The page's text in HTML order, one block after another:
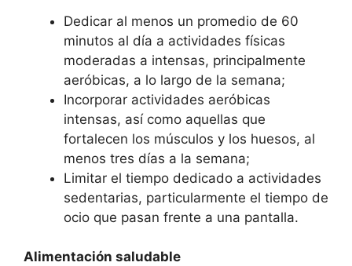
Dedicar al menos un promedio de 60
minutos al día a actividades físicas
moderadas a intensas, principalmente
aeróbicas, a lo largo de la semana;
Incorporar actividades aeróbicas
intensas, así como aquellas que
fortalecen los músculos y los huesos, al
menos tres días a la semana;
Limitar el tiempo dedicado a actividades
sedentarias, particularmente el tiempo de
ocio que pasan frente a una pantalla.
Alimentación saludable